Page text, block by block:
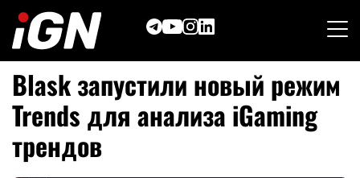
content
Blask запустили новый режим
Trends для анализа iGaming
трендов